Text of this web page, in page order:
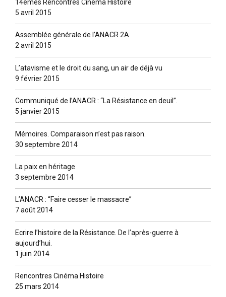
14èmes Rencontres Cinéma Histoire
5 avril 2015
Assemblée générale de l’ANACR 2A
2 avril 2015
L’atavisme et le droit du sang, un air de déjà vu
9 février 2015
Communiqué de l’ANACR : “La Résistance en deuil”.
5 janvier 2015
Mémoires. Comparaison n’est pas raison.
30 septembre 2014
La paix en héritage
3 septembre 2014
L’ANACR : “Faire cesser le massacre”
7 août 2014
Ecrire l’histoire de la Résistance. De l’après-guerre à
aujourd’hui.
1 juin 2014
Rencontres Cinéma Histoire
25 mars 2014